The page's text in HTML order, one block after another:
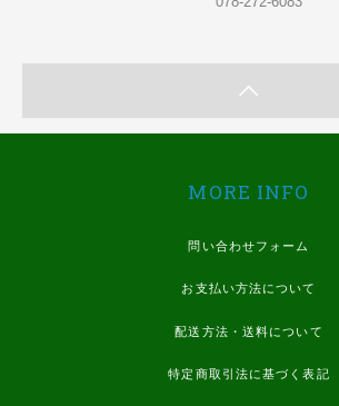
MORE INFO
問い合わせフォーム
お支払い方法について
配送方法・送料について
特定商取引法に基づく表記